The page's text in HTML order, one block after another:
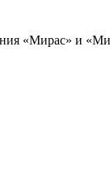
«Мирас» и